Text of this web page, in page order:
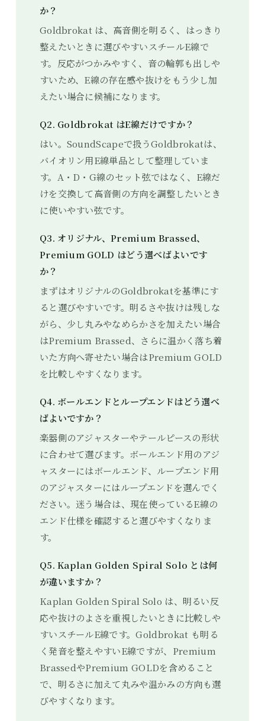
か？
Goldbrokat は、高音側を明るく、はっきり
整えたいときに選びやすいスチールE線で
す。反応がつかみやすく、音の輪郭も出しや
すいため、E線の存在感や抜けをもう少し加
えたい場合に候補になります。
Q2. Goldbrokat はE線だけですか？
はい。SoundScapeで扱うGoldbrokatは、
バイオリン用E線単品として整理していま
す。A・D・G線のセット弦ではなく、E線だ
けを交換して高音側の方向を調整したいとき
に使いやすい弦です。
Q3. オリジナル、Premium Brassed、
Premium GOLD はどう選べばよいです
か？
まずはオリジナルのGoldbrokatを基準にす
ると選びやすいです。明るさや抜けは残しな
がら、少し丸みやなめらかさを加えたい場合
はPremium Brassed、さらに温かく落ち着
いた方向へ寄せたい場合はPremium GOLD
を比較しやすくなります。
Q4. ボールエンドとループエンドはどう選べ
ばよいですか？
楽器側のアジャスターやテールピースの形状
に合わせて選びます。ボールエンド用のアジ
ャスターにはボールエンド、ループエンド用
のアジャスターにはループエンドを選んでく
ださい。迷う場合は、現在使っているE線の
エンド仕様を確認すると選びやすくなりま
す。
Q5. Kaplan Golden Spiral Solo とは何
が違いますか？
Kaplan Golden Spiral Solo は、明るい反
応や抜けのよさを重視したいときに比較しや
すいスチールE線です。Goldbrokat も明る
く発音を整えやすいE線ですが、Premium
BrassedやPremium GOLDを含めること
で、明るさに加えて丸みや温かみの方向も選
びやすくなります。